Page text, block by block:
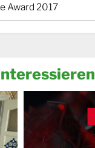
Award 2017